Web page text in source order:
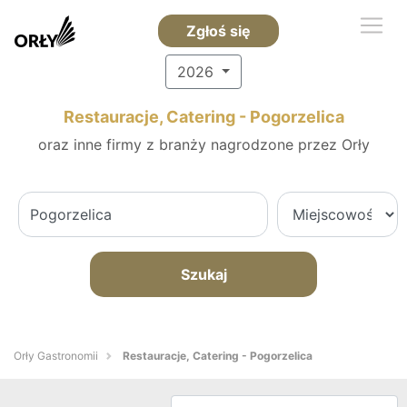
Zgłoś się
2026
Restauracje, Catering - Pogorzelica
oraz inne firmy z branży nagrodzone przez Orły
Szukaj
Orły Gastronomii Restauracje, Catering - Pogorzelica